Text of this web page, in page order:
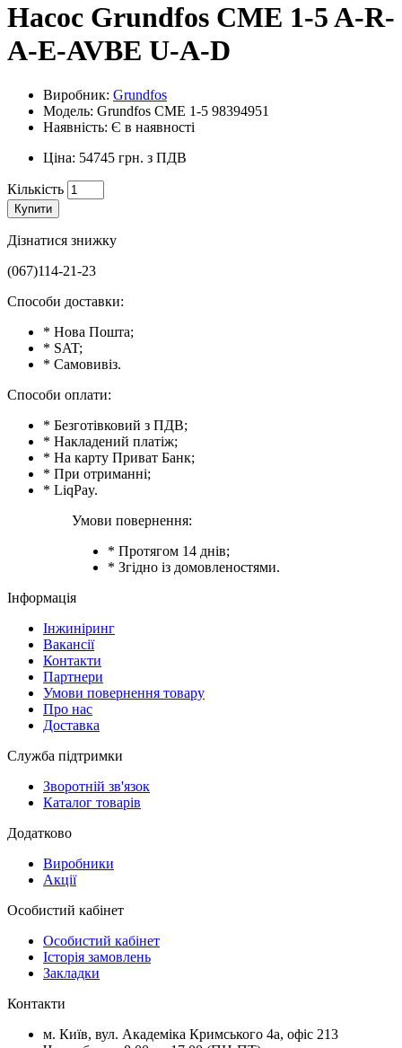
Насос Grundfos CME 1-5 A-R-
A-E-AVBE U-A-D
Виробник: Grundfos
Модель: Grundfos CME 1-5 98394951
Наявність: Є в наявності
Ціна: 54745 грн. з ПДВ
Кількість
Купити
Дізнатися знижку
(067)114-21-23
Способи доставки:
* Нова Пошта;
* SAT;
* Самовивіз.
Способи оплати:
* Безготівковий з ПДВ;
* Накладений платіж;
* На карту Приват Банк;
* При отриманні;
* LiqPay.
Умови повернення:
* Протягом 14 днів;
* Згідно із домовленостями.
Інформація
Інжиніринг
Вакансії
Контакти
Партнери
Умови повернення товару
Про нас
Доставка
Служба підтримки
Зворотній зв'язок
Каталог товарів
Додатково
Виробники
Акції
Особистий кабінет
Особистий кабінет
Історія замовлень
Закладки
Контакти
м. Київ, вул. Академіка Кримського 4а, офіс 213